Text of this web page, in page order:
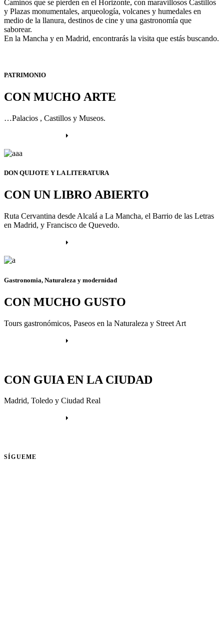
Caminos que se pierden en el Horizonte, con maravillosos Castillos
y Plazas monumentales, arqueología, volcanes y humedales en
medio de la llanura, destinos de cine y una gastronomía que
saborear.
En la Mancha y en Madrid, encontrarás la visita que estás buscando.
PATRIMONIO
CON MUCHO ARTE
…Palacios , Castillos y Museos.
DON QUIJOTE Y LA LITERATURA
CON UN LIBRO ABIERTO
Ruta Cervantina desde Alcalá a La Mancha, el Barrio de las Letras
en Madrid, y Francisco de Quevedo.
Gastronomia, Naturaleza y modernidad
CON MUCHO GUSTO
Tours gastronómicos, Paseos en la Naturaleza y Street Art
CON GUIA EN LA CIUDAD
Madrid, Toledo y Ciudad Real
SÍGUEME